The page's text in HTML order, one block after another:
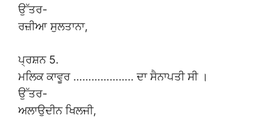
ਉੱਤਰ-
ਰਜ਼ੀਆ ਸੁਲਤਾਨਾ,
ਪ੍ਰਸ਼ਨ 5.
ਮਲਿਕ ਕਾਵੂਰ ……………….. ਦਾ ਸੈਨਾਪਤੀ ਸੀ ।
ਉੱਤਰ-
ਅਲਾਉਦੀਨ ਖਿਲਜੀ,